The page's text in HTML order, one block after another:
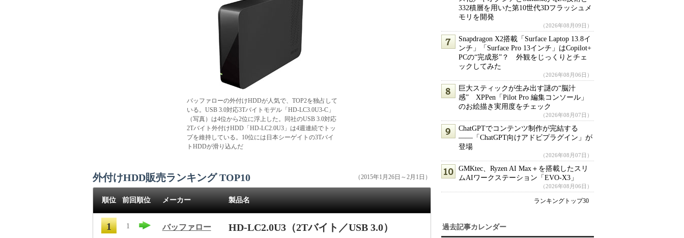
バッファローの外付けHDDが人気で、TOP2を独占して
いる。USB 3.0対応3Tバイトモデル「HD-LC3.0U3-C」
（写真）は4位から2位に浮上した。同社のUSB 3.0対応
2Tバイト外付けHDD「HD-LC2.0U3」は4週連続でトッ
プを維持している。10位には日本シーゲイトの3Tバイ
トHDDが滑り込んだ
外付けHDD販売ランキング TOP10 （2015年1月26日～2月1日）
順位 前回順位 メーカー 製品名
1 1 バッファロー HD-LC2.0U3（2Tバイト／USB 3.0）
332積層を用いた第10世代3Dフラッシュメ
モリを開発
（2026年08月09日）
Snapdragon X2搭載「Surface Laptop 13.8イ
ンチ」「Surface Pro 13インチ」はCopilot+
PCの“完成形”？ 外観をじっくりとチェ
ックしてみた
（2026年08月06日）
巨大スティックが生み出す謎の“脳汁
感” XPPen「Pilot Pro 編集コンソール」
のお絵描き実用度をチェック
（2026年08月07日）
ChatGPTでコンテンツ制作が完結する
――「ChatGPT向けアドビプラグイン」が
登場
（2026年08月07日）
GMKtec、Ryzen AI Max＋を搭載したスリ
ムAIワークステーション「EVO-X3」
（2026年08月06日）
ランキングトップ30
過去記事カレンダー